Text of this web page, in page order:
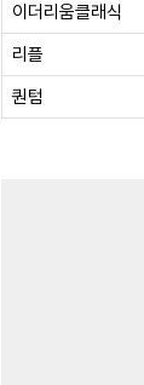
이더리움클래식
리플
퀀텀